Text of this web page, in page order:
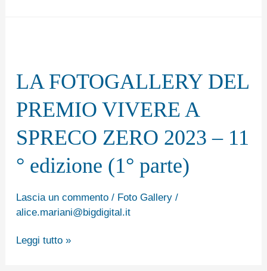
LA FOTOGALLERY DEL
PREMIO VIVERE A
SPRECO ZERO 2023 – 11
° edizione (1° parte)
Lascia un commento / Foto Gallery/
alice.mariani@bigdigital.it
DEL
VIVERE
A
SPRECO
ZERO
2023
–
Leggi tutto »